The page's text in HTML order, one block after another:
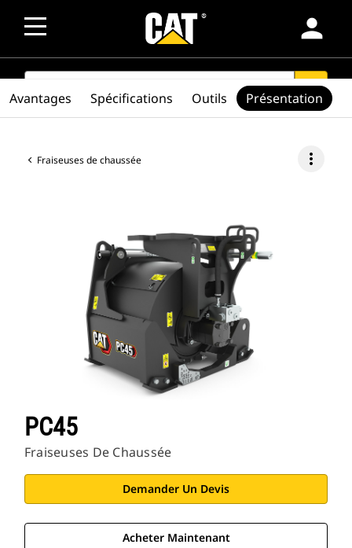
person
SEARCH search
Fraiseuses de chaussée more_vert
PC45
Fraiseuses De Chaussée
Demander Un Devis
Acheter Maintenant
Avantages Spécifications Outils Présentation